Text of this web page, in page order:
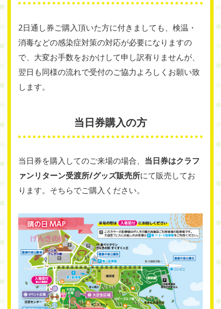
2日通し券ご購入頂いた方に付きましても、検温・
消毒などの感染症対策の対応が必要になりますの
で、大変お手数をおかけして申し訳有りませんが、
翌日も同様の流れで受付のご協力よろしくお願い致
します。
当日券購入の方
当日券を購入してのご来場の場合、 当日券はクラフ
ァンリターン受渡所/グッズ販売所にて販売してお
ります。そちらでご購入ください。